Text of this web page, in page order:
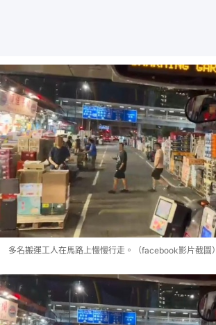
多名搬運工人在馬路上慢慢行走。（facebook影片截圖）